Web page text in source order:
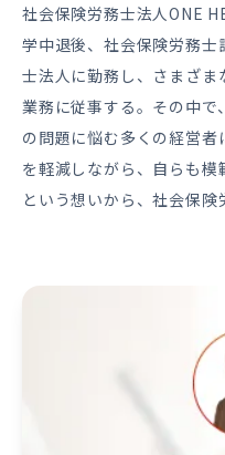
社会保険労務士法人ONE
学中退後、社会保険労務
士法人に勤務し、さまざ
業務に従事する。その中で
の問題に悩む多くの経営
を軽減しながら、自らも
という想いから、社会保険